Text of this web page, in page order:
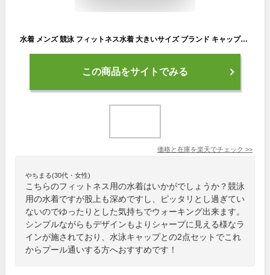
水着 メンズ 競泳 フィットネス水着 大きいサイズ ブランド キャップ付き M～5L スクール水着 水泳 フィットネス水着 体型カバー セット インナー付 大きい サイズ ジム用 競泳水着 送料無料 m l ll 3l 4l 5l 4L xo ボクサー パンツ リーボック reebok フィラ fila
この商品をサイトでみる
価格と在庫を楽天でチェック >>
やちまる(30代・女性)
こちらのフィットネス用の水着はいかがでしょうか？競泳
用の水着ですが股上も深めですし、ピッタリとし過ぎてい
ないのでゆったりとした気持ちでウォーキング出来ます。
シンプルながらもデザインもよりシャープに見える様なラ
インが施されており、水泳キャップとの2点セットでこれ
からプール通いする方へおすすめです！